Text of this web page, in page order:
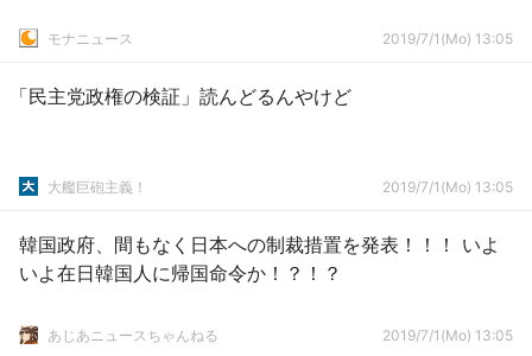
モナニュース 2019/7/1(Mo) 13:05
「民主党政権の検証」読んどるんやけど
大艦巨砲主義！ 2019/7/1(Mo) 13:05
韓国政府、間もなく日本への制裁措置を発表！！！ いよ
いよ在日韓国人に帰国命令か！？！？
あじあニュースちゃんねる 2019/7/1(Mo) 13:05